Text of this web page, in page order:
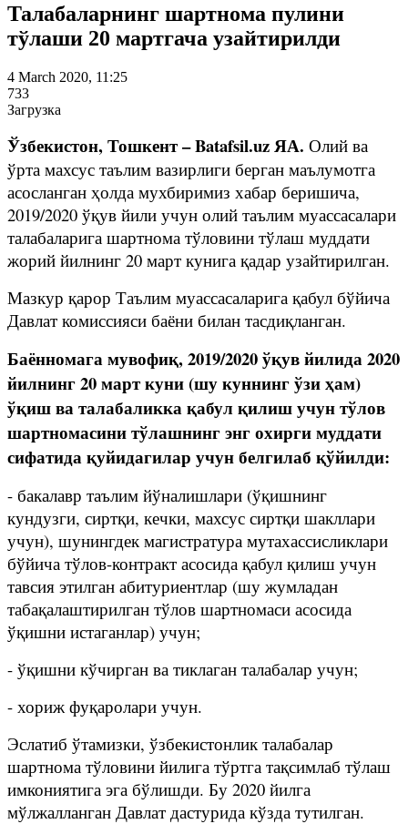
Талабаларнинг шартнома пулини
тўлаши 20 мартгача узайтирилди
4 March 2020, 11:25
733
Загрузка
Ўзбекистон, Тошкент – Batafsil.uz ЯА. Олий ва
ўрта махсус таълим вазирлиги берган маълумотга
асосланган ҳолда мухбиримиз хабар беришича,
2019/2020 ўқув йили учун олий таълим муассасалари
талабаларига шартнома тўловини тўлаш муддати
жорий йилнинг 20 март кунига қадар узайтирилган.
Мазкур қарор Таълим муассасаларига қабул бўйича
Давлат комиссияси баёни билан тасдиқланган.
Баённомага мувофиқ, 2019/2020 ўқув йилида 2020
йилнинг 20 март куни (шу куннинг ўзи ҳам)
ўқиш ва талабаликка қабул қилиш учун тўлов
шартномасини тўлашнинг энг охирги муддати
сифатида қуйидагилар учун белгилаб қўйилди:
- бакалавр таълим йўналишлари (ўқишнинг
кундузги, сиртқи, кечки, махсус сиртқи шакллари
учун), шунингдек магистратура мутахассисликлари
бўйича тўлов-контракт асосида қабул қилиш учун
тавсия этилган абитуриентлар (шу жумладан
табақалаштирилган тўлов шартномаси асосида
ўқишни истаганлар) учун;
- ўқишни кўчирган ва тиклаган талабалар учун;
- хориж фуқаролари учун.
Эслатиб ўтамизки, ўзбекистонлик талабалар
шартнома тўловини йилига тўртга тақсимлаб тўлаш
имкониятига эга бўлишди. Бу 2020 йилга
мўлжалланган Давлат дастурида кўзда тутилган.